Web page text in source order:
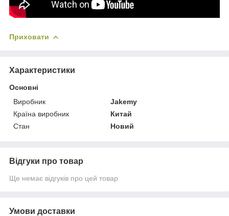
Приховати
Характеристики
Основні
Виробник
Jakemy
Країна виробник
Китай
Стан
Новий
Відгуки про товар
Ще немає відгуків про цей товар
Умови доставки